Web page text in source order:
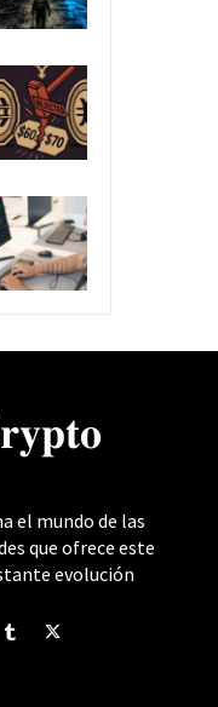
el mundo de las
que ofrece este
evolución